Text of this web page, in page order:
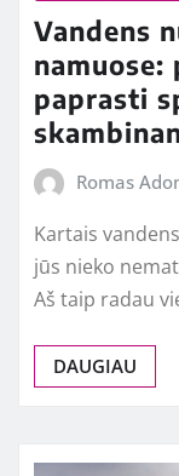
Vandens
paprasti
Romas
Kartais
jūs nieko
Aš taip radau
DAUGIAU